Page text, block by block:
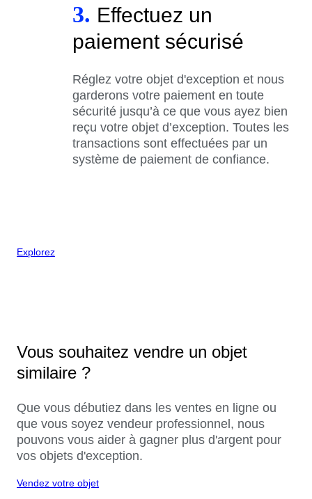
3. Effectuez un
paiement sécurisé
Réglez votre objet d'exception et nous
garderons votre paiement en toute
sécurité jusqu’à ce que vous ayez bien
reçu votre objet d’exception. Toutes les
transactions sont effectuées par un
système de paiement de confiance.
Explorez
Vous souhaitez vendre un objet
similaire ?
Que vous débutiez dans les ventes en ligne ou
que vous soyez vendeur professionnel, nous
pouvons vous aider à gagner plus d'argent pour
vos objets d'exception.
Vendez votre objet